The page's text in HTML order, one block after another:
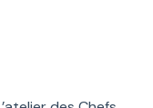
les traductions